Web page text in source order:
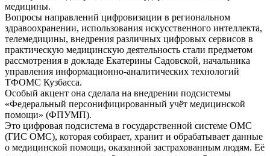
медицины.
Вопросы направлений цифровизации в региональном
здравоохранении, использования искусственного интеллекта,
телемедицины, внедрения различных цифровых сервисов в
практическую медицинскую деятельность стали предметом
рассмотрения в докладе Екатерины Садовской, начальника
управления информационно-аналитических технологий
ТФОМС Кузбасса.
Особый акцент она сделала на внедрении подсистемы
«Федеральный персонифицированный учёт медицинской
помощи» (ФПУМП).
Это цифровая подсистема в государственной системе ОМС
(ГИС ОМС), которая собирает, хранит и обрабатывает данные
о медицинской помощи, оказанной застрахованным людям. Её